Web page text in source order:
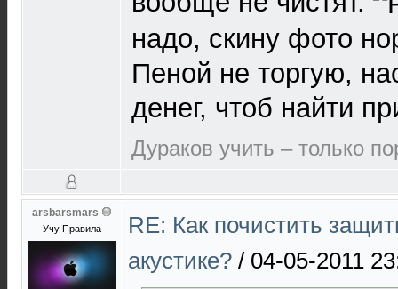
надо, скину фото
Пеной не торгую,
денег, чтоб найти
Дураков учить – только
arsbarsmars
Учу Правила
RE: Как почистить
акустике? / 04-05-2011